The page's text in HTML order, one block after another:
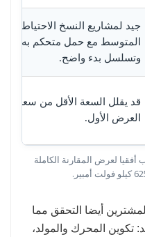
جيد لمشاريع النسخ الاحتياطي
المتوسط مع حمل متحكم به
وتسلسل بدء واضح.
قد يقلل السعة الأقل من سعر
العرض الأول.
لعرض المقارنة الكاملة
أيضا التحقق مما
المحرك والمولد،